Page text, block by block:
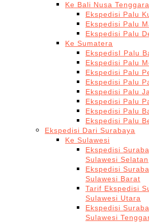
Ke Bali Nusa Tenggara
Ekspedisi Palu
Ekspedisi Palu
Ekspedisi Palu
Ke Sumatera
EkspedisI Palu
Ekspedisi Palu
Ekspedisi Palu
Ekspedisi Palu
Ekspedisi Palu
Ekspedisi Palu
Ekspedisi Palu
Ekspedisi Palu
Ekspedisi Dari Surabaya
Ke Sulawesi
Ekspedisi
Sulawesi Selatan
Ekspedisi
Sulawesi Barat
Tarif Ekspedisi
Sulawesi Utara
Ekspedisi
Sulawesi